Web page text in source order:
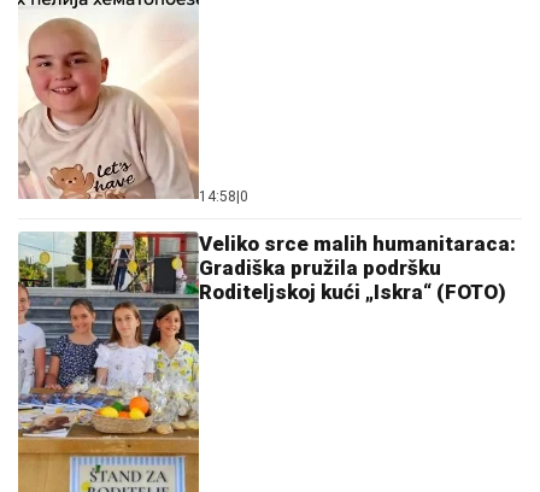
14:58 0
Veliko srce malih humanitaraca:
Gradiška pružila podršku
Roditeljskoj kući „Iskra“ (FOTO)